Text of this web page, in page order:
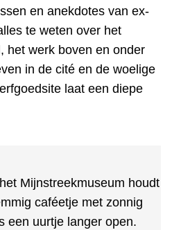
en anekdotes van ex-
te weten over het
het werk boven en onder
in de cité en de woelige
laat een diepe
Mijnstreekmuseum houdt
caféetje met zonnig
een uurtje langer open.